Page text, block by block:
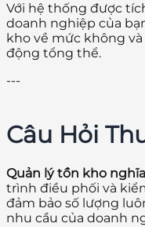
Với hệ thống được
doanh nghiệp của
kho về mức không
động tổng thể.
---
Câu Hỏi
Quản lý tồn kho
trình điều phối và
đảm bảo số lượng
nhu cầu của doanh